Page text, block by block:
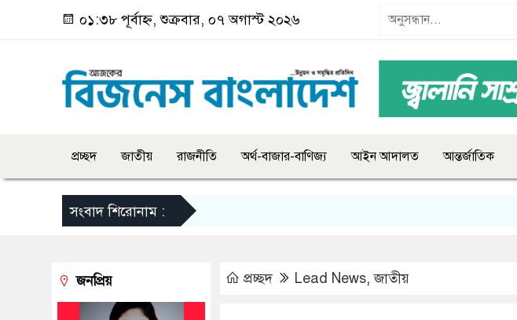
০১:৩৮ পূর্বাহ্ন, শুক্রবার, ০৭ অগাস্ট ২০২৬
প্রচ্ছদ জাতীয় রাজনীতি অর্থ-বাজার-বাণিজ্য আইন আদালত আন্তর্জাতিক
সংবাদ শিরোনাম :
প্রচ্ছদ Lead News,জাতীয়
জনপ্রিয়